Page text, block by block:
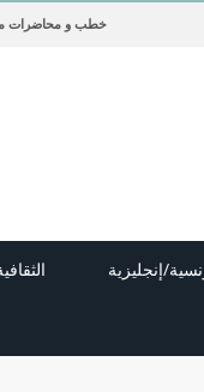
خطب و محاضرات
إنجليزية
of islam